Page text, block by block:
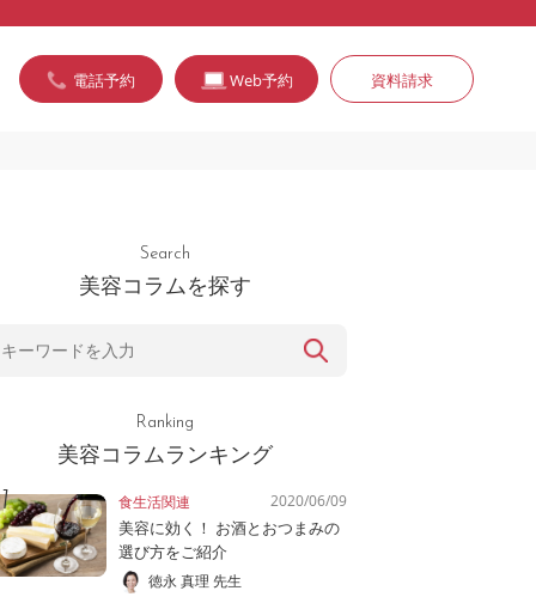
電話予約 Web予約 資料請求
Search
美容コラムを探す
Ranking
美容コラムランキング
食生活関連 2020/06/09
美容に効く！ お酒とおつまみの
選び方をご紹介
徳永 真理 先生